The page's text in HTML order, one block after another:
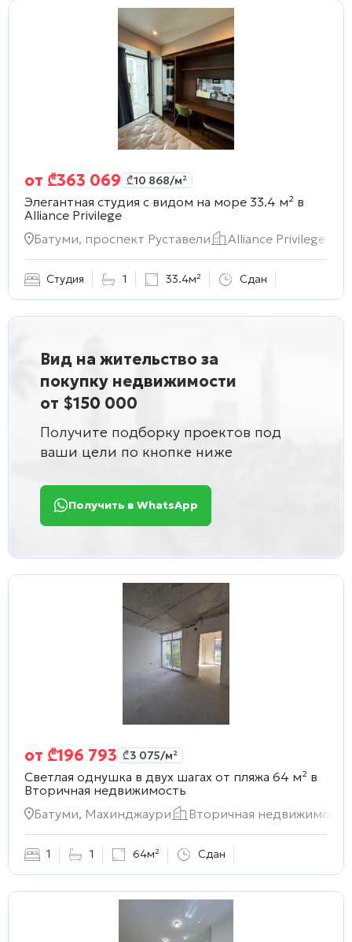
от ₾363 069 ₾10 868/м²
Элегантная студия с видом на море 33.4 м² в
Alliance Privilege
Батуми, проспект Руставели
Alliance Privilege
Студия 1 33.4м² Сдан
Вид на жительство за
покупку недвижимости
от $150 000
Получите подборку проектов под
ваши цели по кнопке ниже
Получить в WhatsApp
от ₾196 793 ₾3 075/м²
Светлая однушка в двух шагах от пляжа 64 м² в
Вторичная недвижимость
Батуми, Махинджаури
Вторичная недвижимость
1 1 64м² Сдан